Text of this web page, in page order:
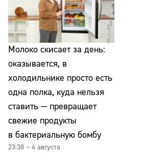
Молоко скисает за день:
оказывается, в
холодильнике просто есть
одна полка, куда нельзя
ставить — превращает
свежие продукты
в бактериальную бомбу
23:38 – 4 августа